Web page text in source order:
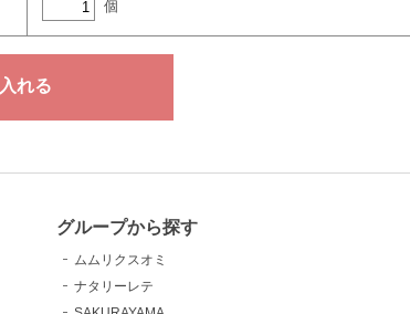
個
グループから探す
ムムリクスオミ
ナタリーレテ